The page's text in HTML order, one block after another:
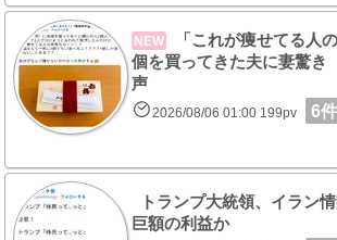
NEW
「これが痩せてる人
個を買ってきた夫に妻驚
声
2026/08/06 01:00 199pv 6件
トランプ大統領、イラン
巨額の利益か